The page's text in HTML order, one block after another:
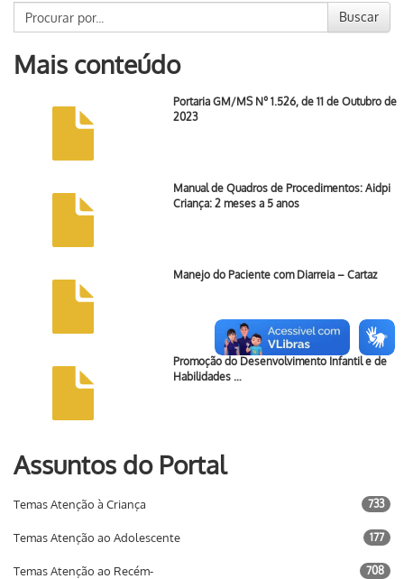
Buscar
Mais conteúdo
Portaria GM/MS Nº 1.526, de 11 de Outubro de
2023
Manual de Quadros de Procedimentos: Aidpi
Criança: 2 meses a 5 anos
Manejo do Paciente com Diarreia – Cartaz
Promoção do Desenvolvimento Infantil e de
Habilidades …
Assuntos do Portal
Temas Atenção à Criança 733
Temas Atenção ao Adolescente 177
Temas Atenção ao Recém-
708